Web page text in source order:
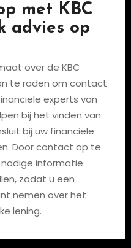
met KBC
advies op
over de KBC
te raden om contact
experts van
bij het vinden van
bij uw financiële
Door contact op te
informatie
zodat u een
nemen over het
lening.